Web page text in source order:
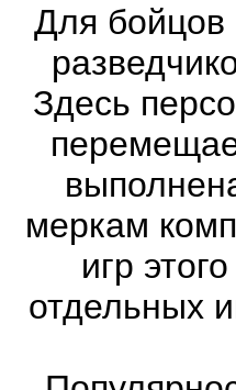
Для бойцов
Здесь
меркам
игр
отдельных